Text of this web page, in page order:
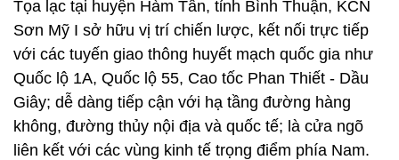
Tọa lạc tại huyện Hàm Tân, tỉnh Bình Thuận, KCN
Sơn Mỹ I sở hữu vị trí chiến lược, kết nối trực tiếp
với các tuyến giao thông huyết mạch quốc gia như
Quốc lộ 1A, Quốc lộ 55, Cao tốc Phan Thiết - Dầu
Giây; dễ dàng tiếp cận với hạ tầng đường hàng
không, đường thủy nội địa và quốc tế; là cửa ngõ
liên kết với các vùng kinh tế trọng điểm phía Nam.